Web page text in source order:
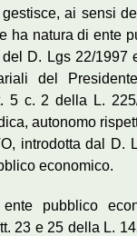
ai sensi
ha natura di ente
D. Lgs 22/
del
5 c. 2 della L.
autonomo
introdotta dal D.
economico.
pubblico
23 e 25 della L.